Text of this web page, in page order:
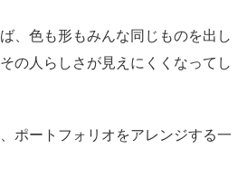
、色も形もみんな同じものを出し
の人らしさが見えにくくなってし
ポートフォリオをアレンジする一